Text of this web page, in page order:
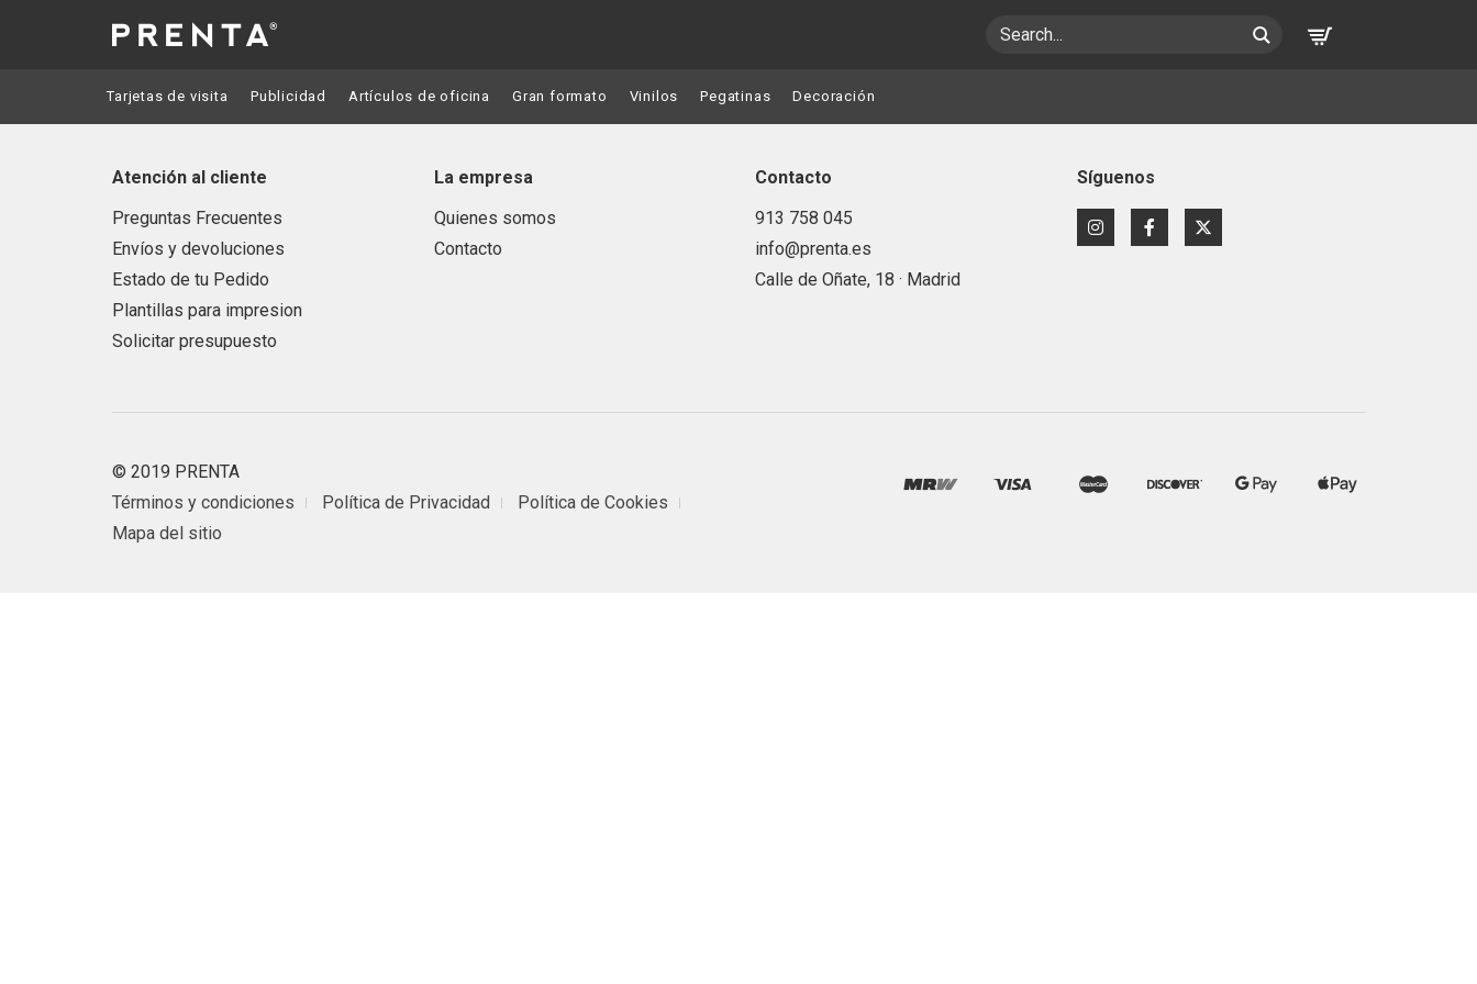
Tarjetas de visita Publicidad Artículos de oficina Gran formato Vinilos Pegatinas Decoración
Atención al cliente
Preguntas Frecuentes
Envíos y devoluciones
Estado de tu Pedido
Plantillas para impresion
Solicitar presupuesto
La empresa
Quienes somos
Contacto
Contacto
913 758 045
info@prenta.es
Calle de Oñate, 18 · Madrid
Síguenos
© 2019 PRENTA
Términos y condiciones
Política de Privacidad
Política de Cookies
Mapa del sitio